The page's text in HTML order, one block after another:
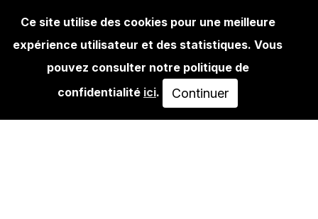
MAGA+ZINES
ABSTRACT GRAFFITI MAGAZINE
Ce site utilise des cookies pour une meilleure
expérience utilisateur et des statistiques. Vous
pouvez consulter notre politique de
confidentialité ici. Continuer